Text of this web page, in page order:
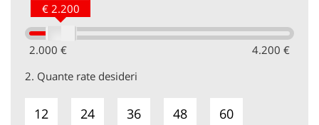
2.000 € 4.200 €
€ 2.200
2. Quante rate desideri
12 24 36 48 60